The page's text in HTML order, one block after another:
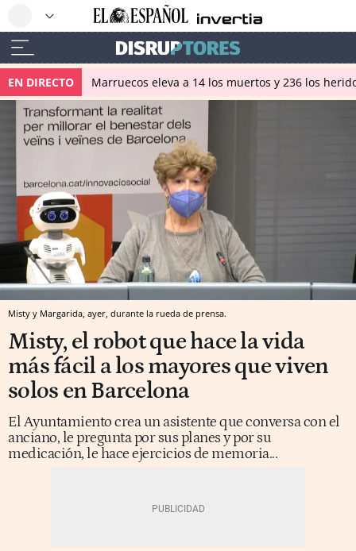
EN DIRECTO Marruecos eleva a 14 los muertos y 236 los
Misty y Margarida, ayer, durante la rueda de prensa.
Misty, el robot que hace la vida
más fácil a los mayores que viven
solos en Barcelona
El Ayuntamiento crea un asistente que conversa con el
anciano, le pregunta por sus planes y por su
medicación, le hace ejercicios de memoria...